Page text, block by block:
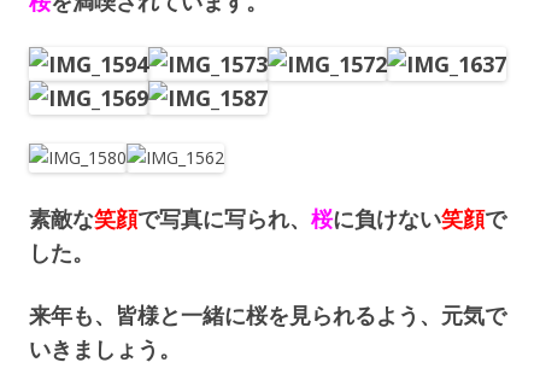
素敵な笑顔で写真に写られ、 桜に負けない笑顔で
した。
来年も、皆様と一緒に桜を見られるよう、元気で
いきましょう。